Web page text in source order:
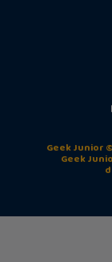
Geek Junior
Geek